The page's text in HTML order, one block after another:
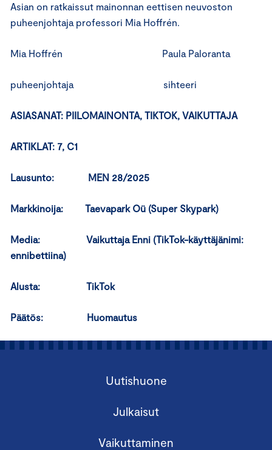
Asian on ratkaissut mainonnan eettisen neuvoston
puheenjohtaja professori Mia Hoffrén.
Mia Hoffrén Paula Paloranta
puheenjohtaja sihteeri
ASIASANAT: PIILOMAINONTA, TIKTOK, VAIKUTTAJA
ARTIKLAT: 7, C1
Lausunto: MEN 28/2025
Markkinoija: Taevapark Oü (Super Skypark)
Media: Vaikuttaja Enni (TikTok-käyttäjänimi:
ennibettiina)
Alusta: TikTok
Päätös: Huomautus
Uutishuone
Julkaisut
Vaikuttaminen